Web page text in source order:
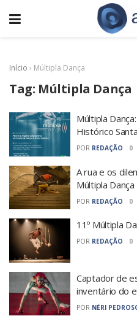
Início › Múltipla Dança
Tag: Múltipla Dança
Múltipla
Histórico
POR REDAÇÃO 0
A rua e os
Múltipla Dança
POR REDAÇÃO 0
11º Múltipla
POR REDAÇÃO 0
Captador de
inventário do
POR NÉRI